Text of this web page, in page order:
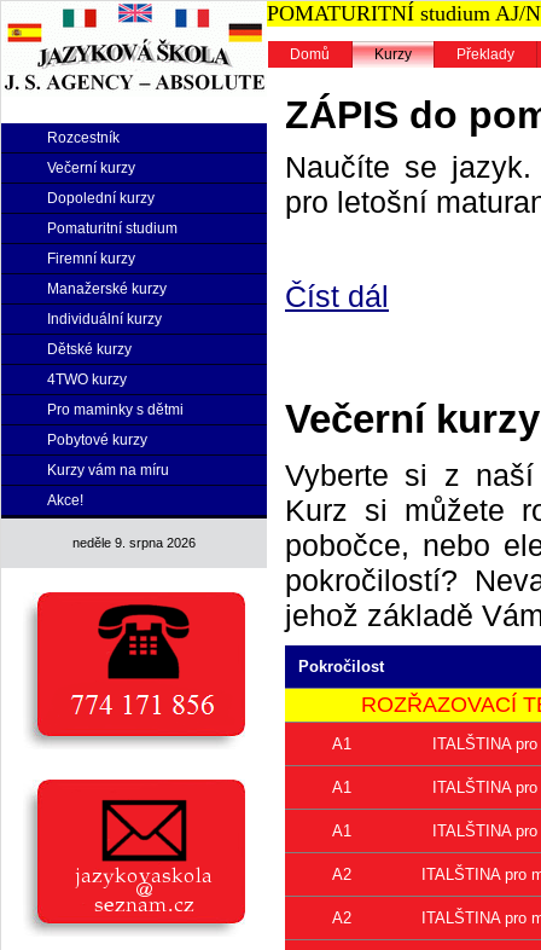
Rozcestník
Večerní kurzy
Dopolední kurzy
Pomaturitní studium
Firemní kurzy
Manažerské kurzy
Individuální kurzy
Dětské kurzy
4TWO kurzy
Pro maminky s dětmi
Pobytové kurzy
Kurzy vám na míru
Akce!
neděle 9. srpna 2026
POMATURITNÍ studium AJ/
Domů Kurzy Překlady
ZÁPIS do
Naučíte se
pro letošní
Číst dál
Večerní
Vyberte si z
Kurz si můžete
pobočce, nebo
pokročilostí?
jehož základě
Pokročilost
ROZŘAZOVACÍ
A1 ITALŠTINA
A1 ITALŠTINA
A1 ITALŠTINA
A2 ITALŠTINA pro
A2 ITALŠTINA pro